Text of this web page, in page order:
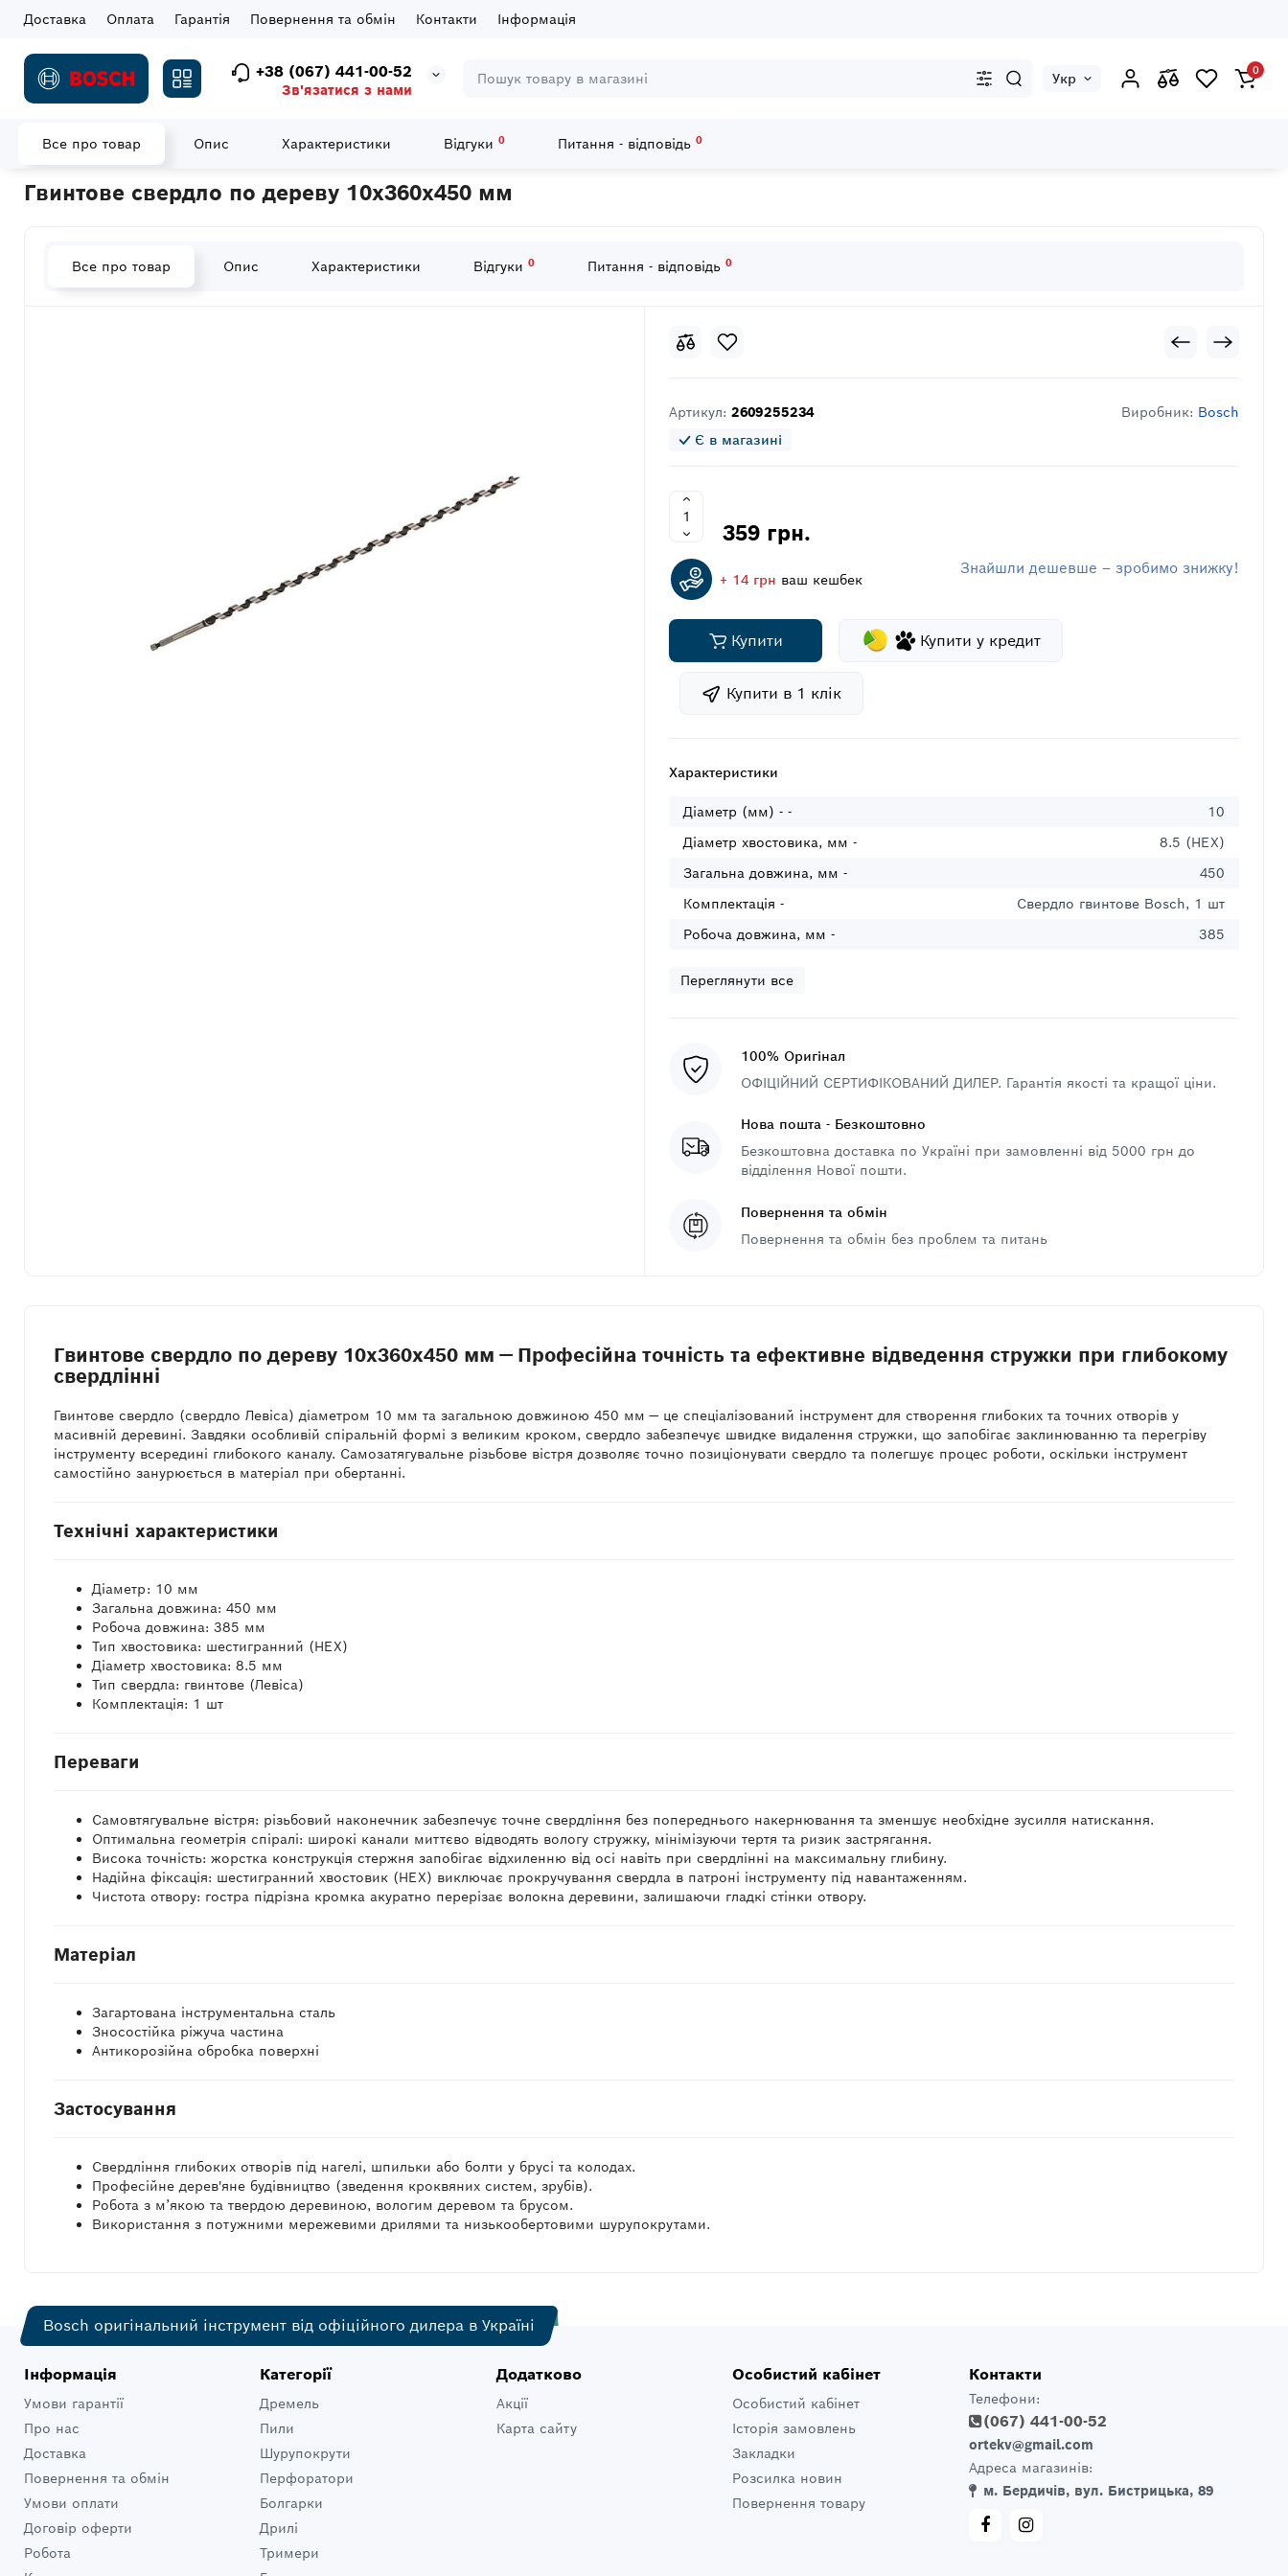
Доставка Оплата Гарантія Повернення та обмін Контакти Інформація
+38 (067) 441-00-52
Зв'язатися з нами
Укр 0
Все про товар Опис Характеристики Відгуки 0 Питання - відповідь 0
Головна Витратні матеріали Свердла Свердла по дереву Гвинтове свердло по дереву 10x360x450 мм
Гвинтове свердло по дереву 10x360x450 мм
Все про товар Опис Характеристики Відгуки 0 Питання - відповідь 0
Артикул: 2609255234 Виробник: Bosch
Є в магазині
359 грн.
+ 14 грн ваш кешбек
Знайшли дешевше – зробимо знижку!
Купити Купити у кредит
Купити в 1 клiк
Характеристики
Діаметр (мм) - -
10
Діаметр хвостовика, мм -
8.5 (HEX)
Загальна довжина, мм -
450
Комплектація -
Свердло гвинтове Bosch, 1 шт
Робоча довжина, мм -
385
Переглянути все
100% Оригінал
ОФІЦІЙНИЙ СЕРТИФІКОВАНИЙ ДИЛЕР. Гарантія якості та кращої ціни.
Нова пошта - Безкоштовно
Безкоштовна доставка по Україні при замовленні від 5000 грн до
відділення Нової пошти.
Повернення та обмін
Повернення та обмін без проблем та питань
Гвинтове свердло по дереву 10x360x450 мм — Професійна точність та ефективне відведення стружки при глибокому
свердлінні
Гвинтове свердло (свердло Левіса) діаметром 10 мм та загальною довжиною 450 мм — це спеціалізований інструмент для створення глибоких та точних отворів у
масивній деревині. Завдяки особливій спіральній формі з великим кроком, свердло забезпечує швидке видалення стружки, що запобігає заклинюванню та перегріву
інструменту всередині глибокого каналу. Самозатягувальне різьбове вістря дозволяє точно позиціонувати свердло та полегшує процес роботи, оскільки інструмент
самостійно занурюється в матеріал при обертанні.
Технічні характеристики
Діаметр: 10 мм
Загальна довжина: 450 мм
Робоча довжина: 385 мм
Тип хвостовика: шестигранний (HEX)
Діаметр хвостовика: 8.5 мм
Тип свердла: гвинтове (Левіса)
Комплектація: 1 шт
Переваги
Самовтягувальне вістря: різьбовий наконечник забезпечує точне свердління без попереднього накернювання та зменшує необхідне зусилля натискання.
Оптимальна геометрія спіралі: широкі канали миттєво відводять вологу стружку, мінімізуючи тертя та ризик застрягання.
Висока точність: жорстка конструкція стержня запобігає відхиленню від осі навіть при свердлінні на максимальну глибину.
Надійна фіксація: шестигранний хвостовик (HEX) виключає прокручування свердла в патроні інструменту під навантаженням.
Чистота отвору: гостра підрізна кромка акуратно перерізає волокна деревини, залишаючи гладкі стінки отвору.
Матеріал
Загартована інструментальна сталь
Зносостійка ріжуча частина
Антикорозійна обробка поверхні
Застосування
Свердління глибоких отворів під нагелі, шпильки або болти у брусі та колодах.
Професійне дерев'яне будівництво (зведення кроквяних систем, зрубів).
Робота з м’якою та твердою деревиною, вологим деревом та брусом.
Використання з потужними мережевими дрилями та низькообертовими шурупокрутами.
Bosch оригінальний інструмент від офіційного дилера в Україні
Інформація
Умови гарантії
Про нас
Доставка
Повернення та обмін
Умови оплати
Договір оферти
Робота
Категорії
Дремель
Пили
Шурупокрути
Перфоратори
Болгарки
Дрилі
Тримери
Додатково
Акції
Карта сайту
Особистий кабінет
Особистий кабінет
Історія замовлень
Закладки
Розсилка новин
Повернення товару
Контакти
Телефони:
(067) 441-00-52
ortekv@gmail.com
Адреса магазинів:
м. Бердичів, вул. Бистрицька, 89